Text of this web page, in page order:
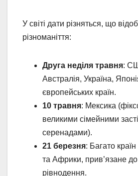
У світі дати різняться, що
різноманіття:
Друга неділя травня:
Австралія, Україна,
європейських країн.
10 травня: Мексика
великими сімейними
серенадами).
21 березня: Багато
та Африки, прив’язане
рівнодення.